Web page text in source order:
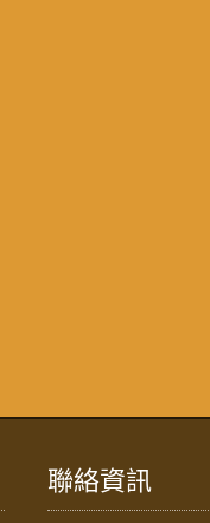
聯絡資訊